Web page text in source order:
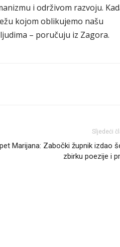
i održivom razvoju.
kojom oblikujemo našu
– poručuju iz Zagora.
Sljedeći
Marijana: Zabočki župnik izdao
zbirku poezije i